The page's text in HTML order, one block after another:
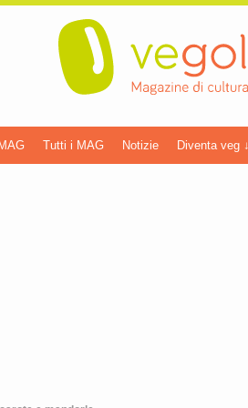
Tutti i MAG Notizie Diventa veg ↓